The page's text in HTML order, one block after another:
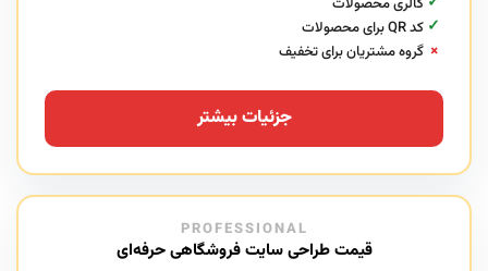
✓ کد QR برای محصولات
× گروه مشتریان برای تخفیف
جزئیات بیشتر
PROFESSIONAL
قیمت طراحی سایت فروشگاهی حرفه‌ای